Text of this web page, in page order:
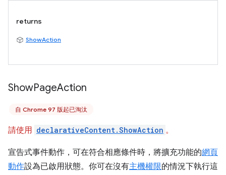
returns
ShowAction
ShowPageAction
自 Chrome 97 版起已淘汰
請使用 declarativeContent.ShowAction 。
宣告式事件動作，可在符合相應條件時，將擴充功能的網頁
動作設為已啟用狀態。你可在沒有主機權限的情況下執行這